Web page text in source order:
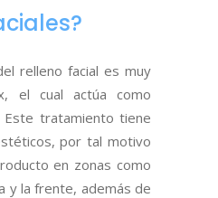
relleno facial es muy
el cual actúa como
Este tratamiento tiene
por tal motivo
en zonas como
y la frente, además de